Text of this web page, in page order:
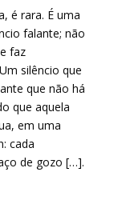
é rara. É uma
falante; não
faz
silêncio que
que não há
que aquela
em uma
cada
de gozo […].